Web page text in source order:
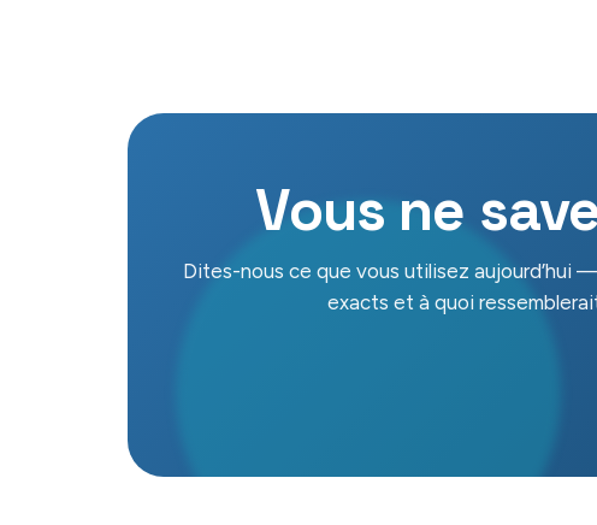
Vous ne
Dites-nous ce que vous utilisez aujourd’hui
exacts et à quoi